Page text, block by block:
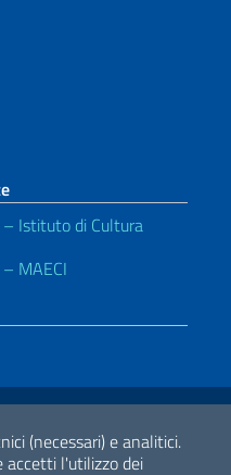
(necessari) e analitici.
accetti l'utilizzo dei
Istituto di Cultura
MAECI